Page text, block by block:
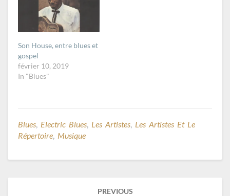
Son House, entre blues et
gospel
février 10, 2019
In "Blues"
Blues Electric Blues Les Artistes Les Artistes Et Le
Répertoire Musique
PREVIOUS